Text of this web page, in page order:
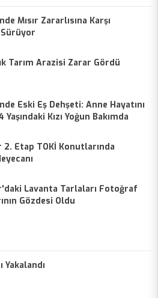
Mısır Zararlısına Karşı
Tarım Arazisi Zarar Gördü
Eski Eş Dehşeti: Anne Hayatını
Kızı Yoğun Bakımda
2. Etap TOKİ Konutlarında
Lavanta Tarlaları Fotoğraf
Gözdesi Oldu
Yakalandı